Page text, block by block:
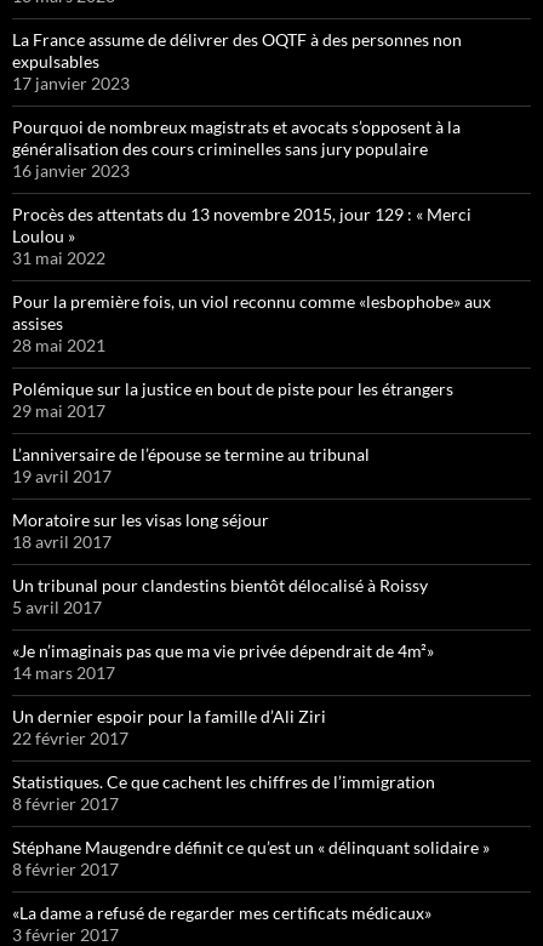
La France assume de délivrer des OQTF à des personnes non
expulsables
17 janvier 2023
Pourquoi de nombreux magistrats et avocats s’opposent à la
généralisation des cours criminelles sans jury populaire
16 janvier 2023
Procès des attentats du 13 novembre 2015, jour 129 : « Merci
Loulou »
31 mai 2022
Pour la première fois, un viol reconnu comme «lesbophobe» aux
assises
28 mai 2021
Polémique sur la justice en bout de piste pour les étrangers
29 mai 2017
L’anniversaire de l’épouse se termine au tribunal
19 avril 2017
Moratoire sur les visas long séjour
18 avril 2017
Un tribunal pour clandestins bientôt délocalisé à Roissy
5 avril 2017
«Je n’imaginais pas que ma vie privée dépendrait de 4m²»
14 mars 2017
Un dernier espoir pour la famille d’Ali Ziri
22 février 2017
Statistiques. Ce que cachent les chiffres de l’immigration
8 février 2017
Stéphane Maugendre définit ce qu’est un « délinquant solidaire »
8 février 2017
«La dame a refusé de regarder mes certificats médicaux»
3 février 2017